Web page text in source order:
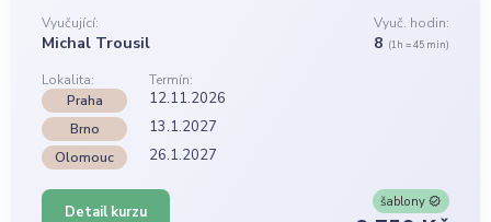
Vyučující:
Michal Trousil
Vyuč. hodin:
8 (1h = 45 min)
Lokalita:
Termín:
Praha
12.11.2026
Brno 13.1.2027
Olomouc 26.1.2027
Detail kurzu
šablony